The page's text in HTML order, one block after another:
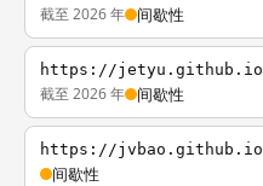
截至 2026 年 间歇性
https://jetyu.github.io
截至 2026 年 间歇性
https://jvbao.github.io
间歇性